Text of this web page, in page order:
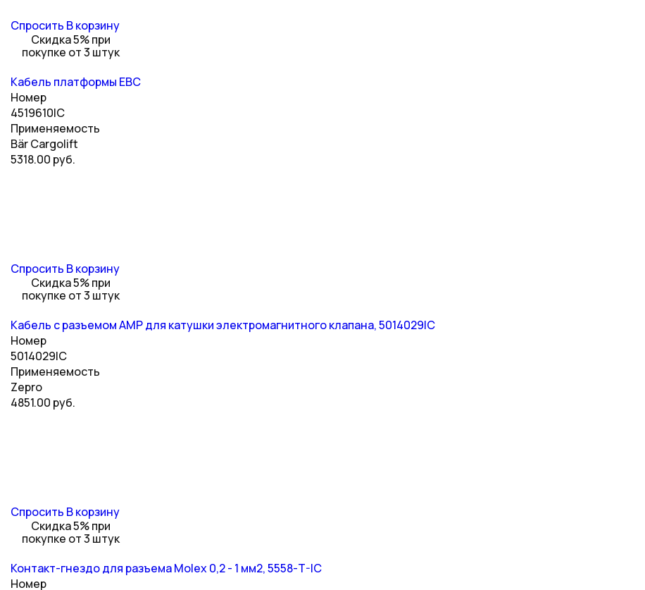
Спросить В корзину
Скидка 5% при
покупке от 3 штук
Кабель платформы EBC
Номер
4519610IC
Применяемость
Bär Cargolift
5318.00 руб.
Спросить В корзину
Скидка 5% при
покупке от 3 штук
Кабель с разъемом AMP для катушки электромагнитного клапана, 5014029IC
Номер
5014029IC
Применяемость
Zepro
4851.00 руб.
Спросить В корзину
Скидка 5% при
покупке от 3 штук
Контакт-гнездо для разъема Molex 0,2 - 1 мм2, 5558-T-IC
Номер